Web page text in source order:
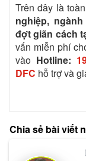
Trên đây là
nghiệp,
đợt giãn cách
vấn miễn phí
vào Hotline:
DFC hỗ trợ và
Chia sẻ bài viết